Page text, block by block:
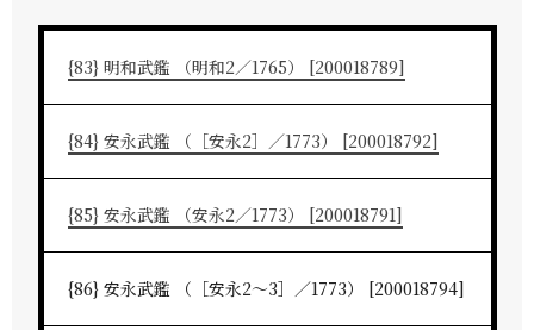
{83} 明和武鑑 （明和2／1765） [200018789]
{84} 安永武鑑 （［安永2］／1773） [200018792]
{85} 安永武鑑 （安永2／1773） [200018791]
{86} 安永武鑑 （［安永2～3］／1773） [200018794]